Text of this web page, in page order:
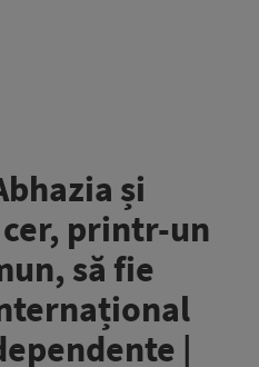
și
cer, printr-un
să fie
|